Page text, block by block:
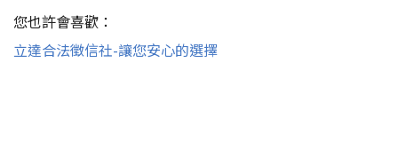
您也許會喜歡：
立達合法徵信社-讓您安心的選擇